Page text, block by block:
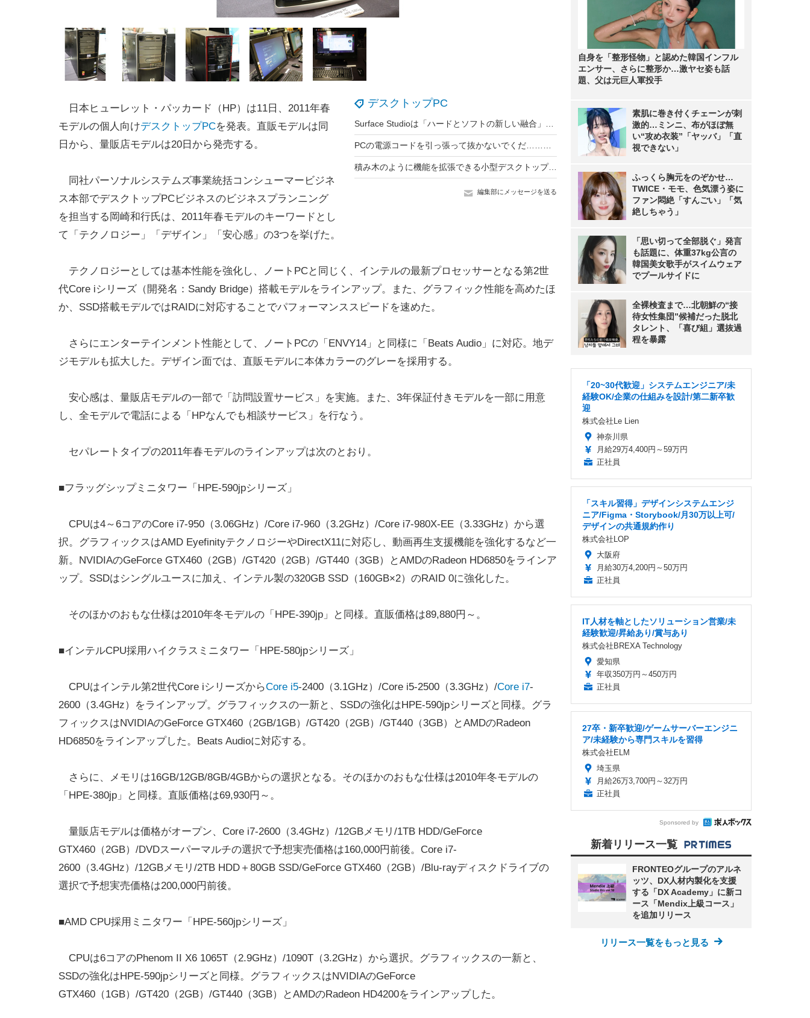
デスクトップPC
積み木のように機能を拡張できる小型デスクトップPC、日本エイサーが発売
編集部にメッセージを送る
日本ヒューレット・パッカード（HP）は11日、2011年春
モデルの個人向けデスクトップPCを発表。直販モデルは同
日から、量販店モデルは20日から発売する。
同社パーソナルシステムズ事業統括コンシューマービジネ
ス本部でデスクトップPCビジネスのビジネスプランニング
を担当する岡崎和行氏は、2011年春モデルのキーワードとし
て「テクノロジー」「デザイン」「安心感」の3つを挙げた。
テクノロジーとしては基本性能を強化し、ノートPCと同じく、インテルの最新プロセッサーとなる第2世
代Core iシリーズ（開発名：Sandy Bridge）搭載モデルをラインアップ。また、グラフィック性能を高めたほ
か、SSD搭載モデルではRAIDに対応することでパフォーマンススピードを速めた。
さらにエンターテインメント性能として、ノートPCの「ENVY14」と同様に「Beats Audio」に対応。地デ
ジモデルも拡大した。デザイン面では、直販モデルに本体カラーのグレーを採用する。
安心感は、量販店モデルの一部で「訪問設置サービス」を実施。また、3年保証付きモデルを一部に用意
し、全モデルで電話による「HPなんでも相談サービス」を行なう。
セパレートタイプの2011年春モデルのラインアップは次のとおり。
■フラッグシップミニタワー「HPE-590jpシリーズ」
CPUは4～6コアのCore i7-950（3.06GHz）/Core i7-960（3.2GHz）/Core i7-980X-EE（3.33GHz）から選
択。グラフィックスはAMD EyefinityテクノロジーやDirectX11に対応し、動画再生支援機能を強化するなど一
新。NVIDIAのGeForce GTX460（2GB）/GT420（2GB）/GT440（3GB）とAMDのRadeon HD6850をラインア
ップ。SSDはシングルユースに加え、インテル製の320GB SSD（160GB×2）のRAID 0に強化した。
そのほかのおもな仕様は2010年冬モデルの「HPE-390jp」と同様。直販価格は89,880円～。
■インテルCPU採用ハイクラスミニタワー「HPE-580jpシリーズ」
CPUはインテル第2世代Core iシリーズからCore i5-2400（3.1GHz）/Core i5-2500（3.3GHz）/Core i7-
2600（3.4GHz）をラインアップ。グラフィックスの一新と、SSDの強化はHPE-590jpシリーズと同様。グラ
フィックスはNVIDIAのGeForce GTX460（2GB/1GB）/GT420（2GB）/GT440（3GB）とAMDのRadeon
HD6850をラインアップした。Beats Audioに対応する。
さらに、メモリは16GB/12GB/8GB/4GBからの選択となる。そのほかのおもな仕様は2010年冬モデルの
「HPE-380jp」と同様。直販価格は69,930円～。
量販店モデルは価格がオープン、Core i7-2600（3.4GHz）/12GBメモリ/1TB HDD/GeForce
GTX460（2GB）/DVDスーパーマルチの選択で予想実売価格は160,000円前後。Core i7-
2600（3.4GHz）/12GBメモリ/2TB HDD＋80GB SSD/GeForce GTX460（2GB）/Blu-rayディスクドライブの
選択で予想実売価格は200,000円前後。
■AMD CPU採用ミニタワー「HPE-560jpシリーズ」
CPUは6コアのPhenom II X6 1065T（2.9GHz）/1090T（3.2GHz）から選択。グラフィックスの一新と、
SSDの強化はHPE-590jpシリーズと同様。グラフィックスはNVIDIAのGeForce
GTX460（1GB）/GT420（2GB）/GT440（3GB）とAMDのRadeon HD4200をラインアップした。
自身を「整形怪物」と認めた韓国インフル
エンサー、さらに整形か…激ヤセ姿も話
題、父は元巨人軍投手
素肌に巻き付くチェーンが刺
激的…ミンニ、布がほぼ無
い“攻め衣装”「ヤッバ」「直
視できない」
ふっくら胸元をのぞかせ…
TWICE・モモ、色気漂う姿に
ファン悶絶「すんごい」「気
絶しちゃう」
「思い切って全部脱ぐ」発言
も話題に、体重37kg公言の
韓国美女歌手がスイムウェア
でプールサイドに
全裸検査まで…北朝鮮の“接
待女性集団”候補だった脱北
タレント、「喜び組」選抜過
程を暴露
「20~30代歓迎」システムエンジニア/未
経験OK/企業の仕組みを設計/第二新卒歓
迎
株式会社Le Lien
神奈川県
月給29万4,400円～59万円
正社員
「スキル習得」デザインシステムエンジ
ニア/Figma・Storybook/月30万以上可/
デザインの共通規約作り
株式会社LOP
大阪府
月給30万4,200円～50万円
正社員
IT人材を軸としたソリューション営業/未
経験歓迎/昇給あり/賞与あり
株式会社BREXA Technology
愛知県
年収350万円～450万円
正社員
27卒・新卒歓迎/ゲームサーバーエンジニ
ア/未経験から専門スキルを習得
株式会社ELM
埼玉県
月給26万3,700円～32万円
正社員
Sponsored by
新着リリース一覧
FRONTEOグループのアルネ
ッツ、DX人材内製化を支援
する「DX Academy」に新コ
ース「Mendix上級コース」
を追加リリース
リリース一覧をもっと見る